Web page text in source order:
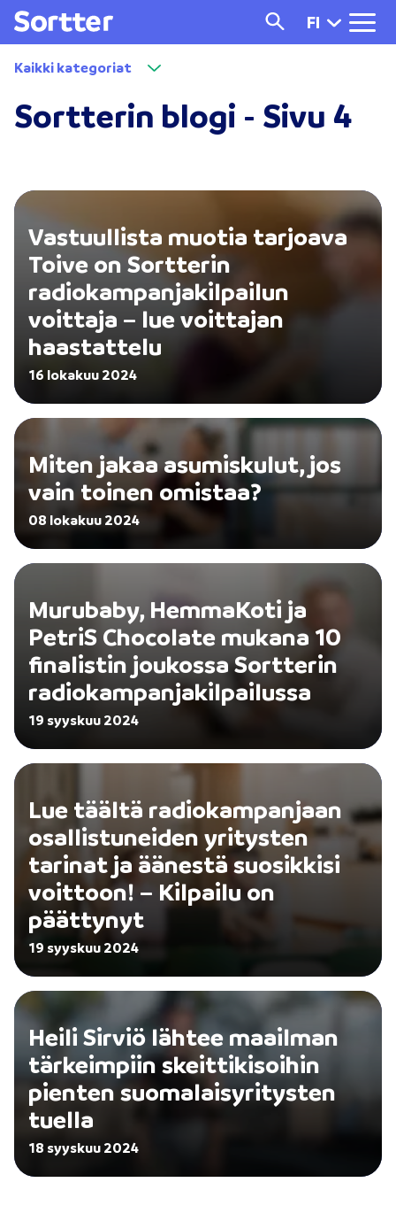
FI
Kaikki kategoriat
Sortterin blogi - Sivu 4
Vastuullista muotia tarjoava
Toive on Sortterin
radiokampanjakilpailun
voittaja – lue voittajan
haastattelu
16 lokakuu 2024
Miten jakaa asumiskulut, jos
vain toinen omistaa?
08 lokakuu 2024
Murubaby, HemmaKoti ja
PetriS Chocolate mukana 10
finalistin joukossa Sortterin
radiokampanjakilpailussa
19 syyskuu 2024
Lue täältä radiokampanjaan
osallistuneiden yritysten
tarinat ja äänestä suosikkisi
voittoon! – Kilpailu on
päättynyt
19 syyskuu 2024
Heili Sirviö lähtee maailman
tärkeimpiin skeittikisoihin
pienten suomalaisyritysten
tuella
18 syyskuu 2024